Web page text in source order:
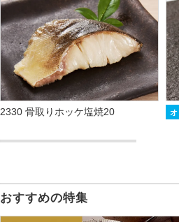
2330 骨取りホッケ塩焼20
おすすめの特集